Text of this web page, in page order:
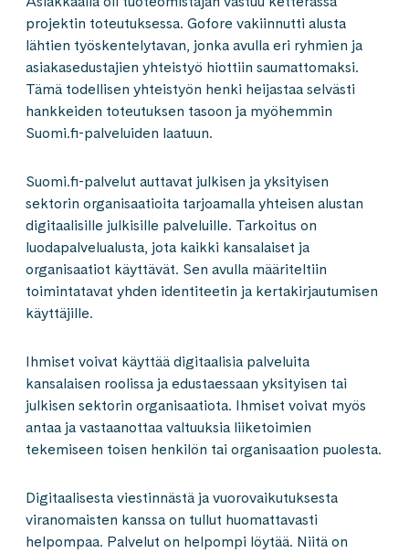
projektin toteutuksessa. Gofore vakiinnutti alusta
lähtien työskentelytavan, jonka avulla eri ryhmien ja
asiakasedustajien yhteistyö hiottiin saumattomaksi.
Tämä todellisen yhteistyön henki heijastaa selvästi
hankkeiden toteutuksen tasoon ja myöhemmin
Suomi.fi-palveluiden laatuun.
Suomi.fi-palvelut auttavat julkisen ja yksityisen
sektorin organisaatioita tarjoamalla yhteisen alustan
digitaalisille julkisille palveluille. Tarkoitus on
luodapalvelualusta, jota kaikki kansalaiset ja
organisaatiot käyttävät. Sen avulla määriteltiin
toimintatavat yhden identiteetin ja kertakirjautumisen
käyttäjille.
Ihmiset voivat käyttää digitaalisia palveluita
kansalaisen roolissa ja edustaessaan yksityisen tai
julkisen sektorin organisaatiota. Ihmiset voivat myös
antaa ja vastaanottaa valtuuksia liiketoimien
tekemiseen toisen henkilön tai organisaation puolesta.
Digitaalisesta viestinnästä ja vuorovaikutuksesta
viranomaisten kanssa on tullut huomattavasti
helpompaa. Palvelut on helpompi löytää. Niitä on